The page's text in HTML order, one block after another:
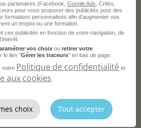
Service Traiteur
CDI
Geny Interim
partenaires (Facebook, Google Ads , Critéo,
pour vous proposer des publicités pour des
formations personnalisés afin d’augmenter vos
un emploi ou une formation.
ces publicités en fonction de votre navigation, de
vos choix ou retirer votre
le lien "Gérer les traceurs" en bas de page.
notre Politique de confidentialité et
aux cookies
choix Tout accepter